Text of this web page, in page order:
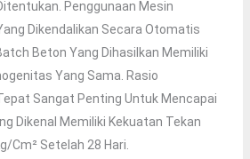
Penggunaan Mesin
Dikendalikan Secara Otomatis
Beton Yang Dihasilkan Memiliki
Yang Sama. Rasio
Sangat Penting Untuk Mencapai
Dikenal Memiliki Kekuatan Tekan
cm² Setelah 28 Hari.